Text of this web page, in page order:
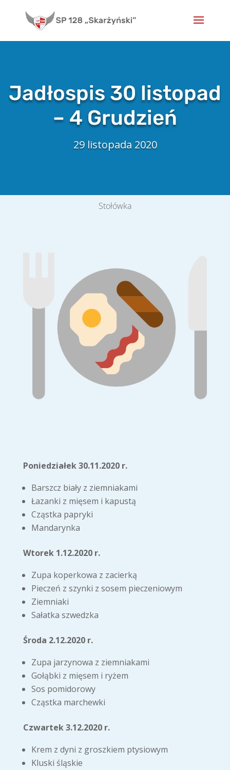
content
Jadłospis 30 listopad
– 4 Grudzień
29 listopada 2020
Stołówka
Poniedziałek 30.11.2020 r.
Barszcz biały z ziemniakami
Łazanki z mięsem i kapustą
Cząstka papryki
Mandarynka
Wtorek 1.12.2020 r.
Zupa koperkowa z zacierką
Pieczeń z szynki z sosem pieczeniowym
Ziemniaki
Sałatka szwedzka
Środa 2.12.2020 r.
Zupa jarzynowa z ziemniakami
Gołąbki z mięsem i ryżem
Sos pomidorowy
Cząstka marchewki
Czwartek 3.12.2020 r.
Krem z dyni z groszkiem ptysiowym
Kluski śląskie